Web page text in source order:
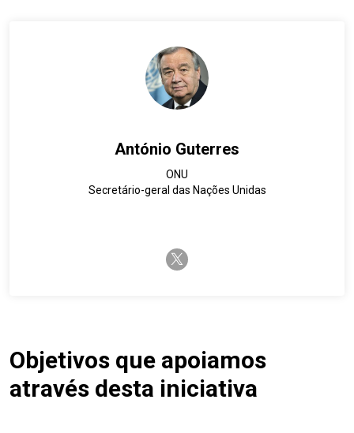
António Guterres
ONU
Secretário-geral das Nações Unidas
twitter-x
Objetivos que apoiamos
através desta iniciativa